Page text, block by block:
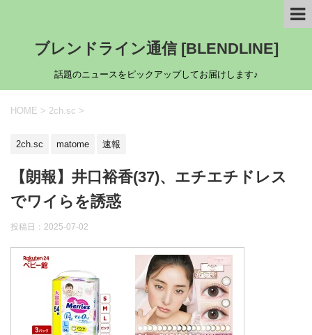
ブレンドライン通信 [BLENDLINE]
話題のニュースをピックアップしてお届けします♪
HOME > 2ch.sc >
2ch.sc matome 速報
【朗報】井口裕香(37)、エチエチドレス
でワイらを誘惑
投稿日： 2025-07-02